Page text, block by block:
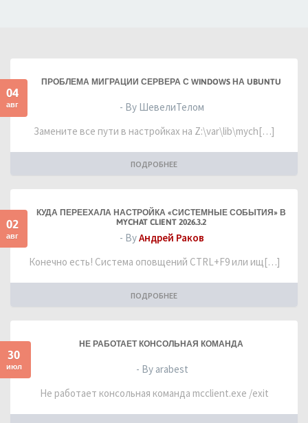
04
авг
ПРОБЛЕМА МИГРАЦИИ СЕРВЕРА С WINDOWS НА UBUNTU
- By ШевелиТелом
Замените все пути в настройках на Z:\var\lib\mych[…]
ПОДРОБНЕЕ
02
авг
КУДА ПЕРЕЕХАЛА НАСТРОЙКА «СИСТЕМНЫЕ СОБЫТИЯ» В
MYCHAT CLIENT 2026.3.2
- ByАндрей Раков
Конечно есть! Система оповщений CTRL+F9 или ищ[…]
ПОДРОБНЕЕ
30
июл
НЕ РАБОТАЕТ КОНСОЛЬНАЯ КОМАНДА
- By arabest
Не работает консольная команда mcclient.exe /exit